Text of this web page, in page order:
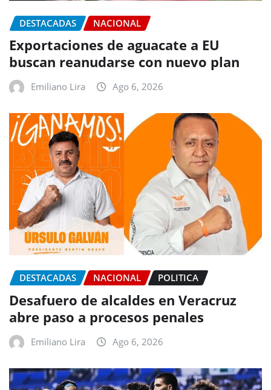
DESTACADAS NACIONAL
Exportaciones de aguacate a EU
buscan reanudarse con nuevo plan
Emiliano Lira Ago 6, 2026
DESTACADAS NACIONAL POLITICA
Desafuero de alcaldes en Veracruz
abre paso a procesos penales
Emiliano Lira Ago 6, 2026